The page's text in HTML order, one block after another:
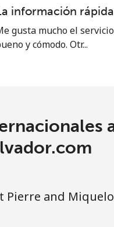
45 min por ⁦€10⁩
18 min por ⁦€10⁩
12 min por ⁦€10⁩
17 min por ⁦€10⁩
información
gusta mucho el
y cómodo. Otr...
Pierre and